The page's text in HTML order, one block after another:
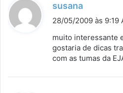
susana
i
s
e
28/05/2009 às 9:19
muito interessante
gostaria de dicas
com as tumas da